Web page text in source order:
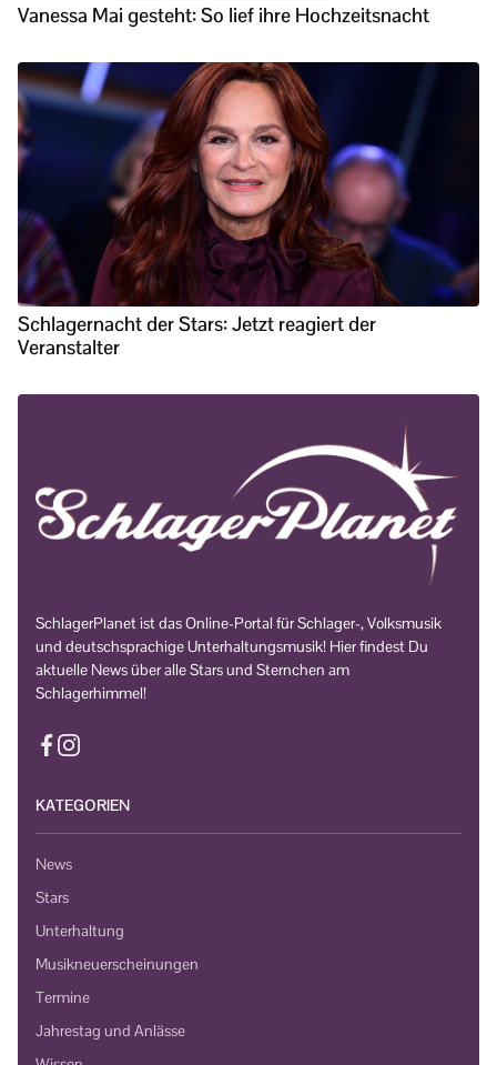
Vanessa Mai gesteht: So lief ihre Hochzeitsnacht
Schlagernacht der Stars: Jetzt reagiert der
Veranstalter
SchlagerPlanet ist das Online-Portal für Schlager-, Volksmusik
und deutschsprachige Unterhaltungsmusik! Hier findest Du
aktuelle News über alle Stars und Sternchen am
Schlagerhimmel!
KATEGORIEN
News
Stars
Unterhaltung
Musikneuerscheinungen
Termine
Jahrestag und Anlässe